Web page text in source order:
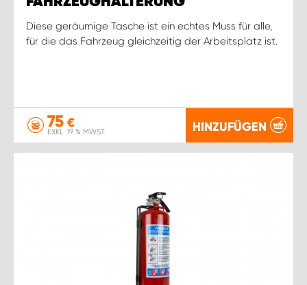
Diese geräumige Tasche ist ein echtes Muss für alle,
für die das Fahrzeug gleichzeitig der Arbeitsplatz ist.
75 €
EXKL. 19 % MWST. HINZUFÜGEN